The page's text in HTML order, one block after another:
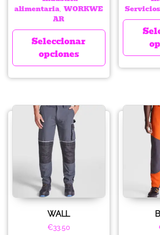
alimentaria, WORKWE
AR
Seleccionar
opciones
Servicios
WALL
€33.50